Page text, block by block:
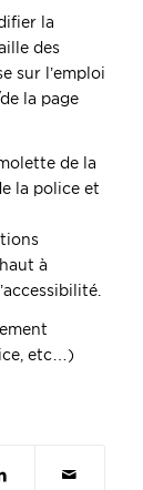
la
des
sur l’emploi
la page
de la
la police et
à
etc…)